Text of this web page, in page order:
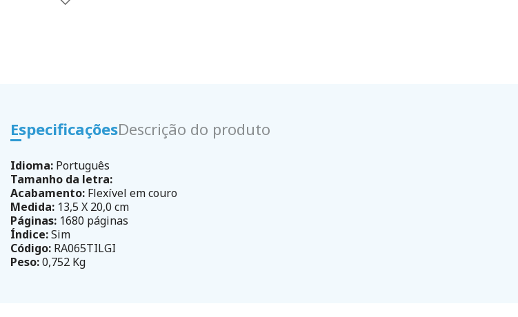
EspecificaçõesDescrição do produto
Idioma: Português
Tamanho da letra:
Acabamento: Flexível em couro
Medida: 13,5 X 20,0 cm
Páginas: 1680 páginas
Índice:Sim
Código: RA065TILGI
Peso:0,752 Kg